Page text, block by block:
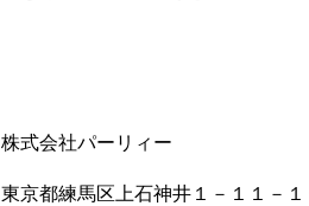
株式会社パーリィー
東京都練馬区上石神井１－１１－１